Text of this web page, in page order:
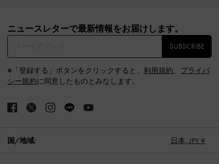
ニュースレターで最新情報をお届けします。​
SUBSCRIBE
※「登録する」ボタンをクリックすると、 利用規約、 プライバ
シー規約に同意したものとみなします。
国/地域: 日本, JPY ¥